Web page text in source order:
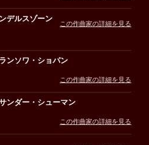
デルスゾーン
この作曲家の詳細を見る
ンソワ・ショパン
この作曲家の詳細を見る
ンダー・シューマン
この作曲家の詳細を見る